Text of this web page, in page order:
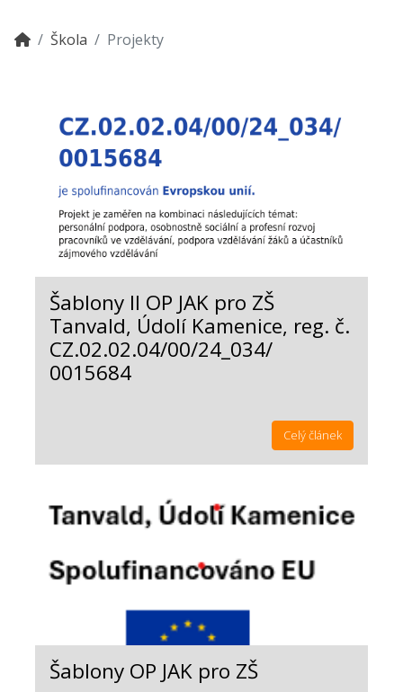
Škola Projekty
Šablony II OP JAK pro ZŠ
Tanvald, Údolí Kamenice, reg. č.
CZ.02.02.04/00/24_034/
0015684
Celý článek
Šablony OP JAK pro ZŠ